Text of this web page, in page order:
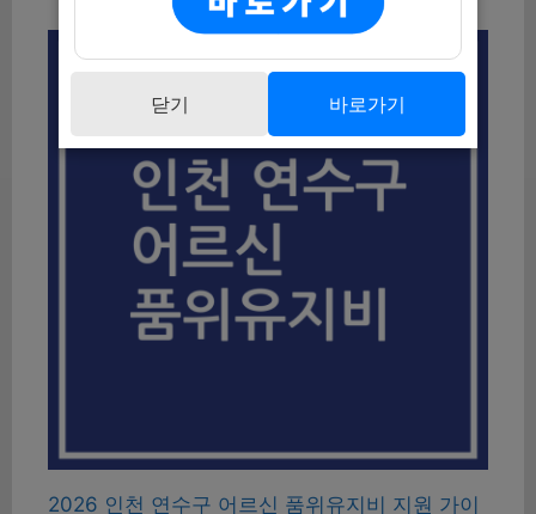
2026 인천 연수구 어르신 품위유지비 지원 가이
닫기 바로가기